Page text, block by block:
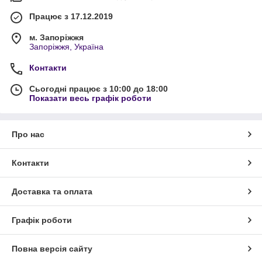
Працює з 17.12.2019
м. Запоріжжя
Запоріжжя, Україна
Контакти
Сьогодні працює з 10:00 до 18:00
Показати весь графік роботи
Про нас
Контакти
Доставка та оплата
Графік роботи
Повна версія сайту